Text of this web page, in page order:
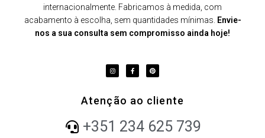
internacionalmente. Fabricamos à medida, com
acabamento à escolha, sem quantidades mínimas. Envie-
nos a sua consulta sem compromisso ainda hoje!
Atenção ao cliente
+351 234 625 739